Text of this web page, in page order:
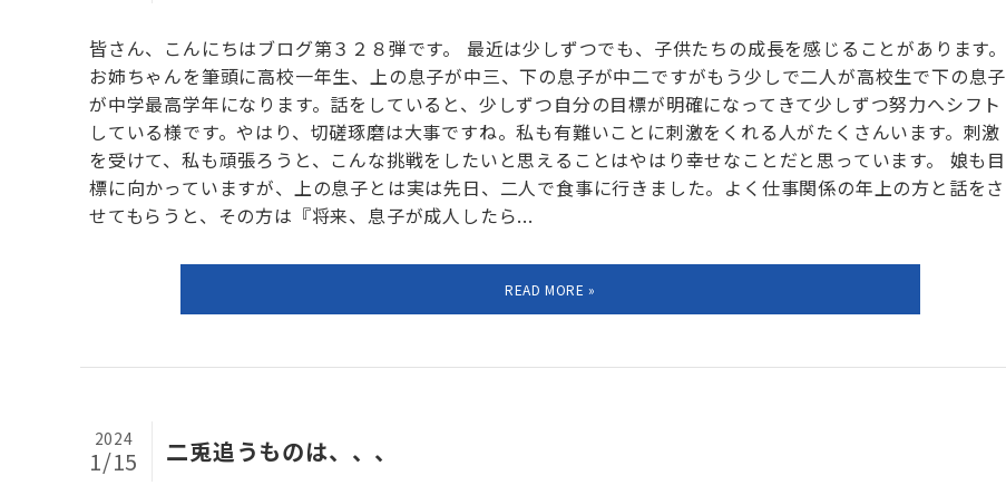
皆さん、こんにちはブログ第３２８弾です。 最近は少しずつでも、子供たちの成長を感じることがあります。
お姉ちゃんを筆頭に高校一年生、上の息子が中三、下の息子が中二ですがもう少しで二人が高校生で下の息子
が中学最高学年になります。話をしていると、少しずつ自分の目標が明確になってきて少しずつ努力へシフト
している様です。やはり、切磋琢磨は大事ですね。私も有難いことに刺激をくれる人がたくさんいます。刺激
を受けて、私も頑張ろうと、こんな挑戦をしたいと思えることはやはり幸せなことだと思っています。 娘も目
標に向かっていますが、上の息子とは実は先日、二人で食事に行きました。よく仕事関係の年上の方と話をさ
せてもらうと、その方は『将来、息子が成人したら...
二兎追うものは、、、
2024
1/15